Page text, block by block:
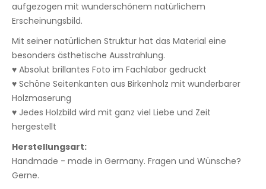
aufgezogen mit wunderschönem natürlichem
Erscheinungsbild.
Mit seiner natürlichen Struktur hat das Material eine
besonders ästhetische Ausstrahlung.
♥ Absolut brillantes Foto im Fachlabor gedruckt
♥ Schöne Seitenkanten aus Birkenholz mit wunderbarer
Holzmaserung
♥ Jedes Holzbild wird mit ganz viel Liebe und Zeit
hergestellt
Herstellungsart:
Handmade - made in Germany. Fragen und Wünsche?
Gerne.